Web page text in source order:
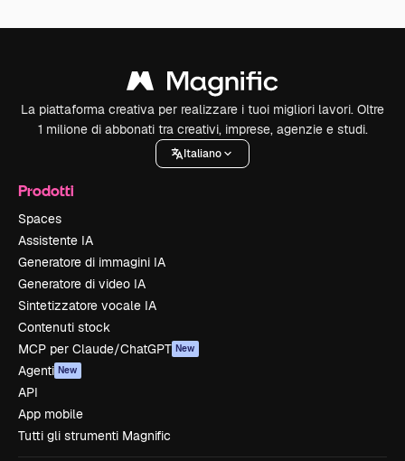
La piattaforma creativa per realizzare i tuoi migliori lavori. Oltre
1 milione di abbonati tra creativi, imprese, agenzie e studi.
Italiano
Prodotti
Spaces
Assistente IA
Generatore di immagini IA
Generatore di video IA
Sintetizzatore vocale IA
Contenuti stock
MCP per Claude/ChatGPT New
Agenti New
API
App mobile
Tutti gli strumenti Magnific